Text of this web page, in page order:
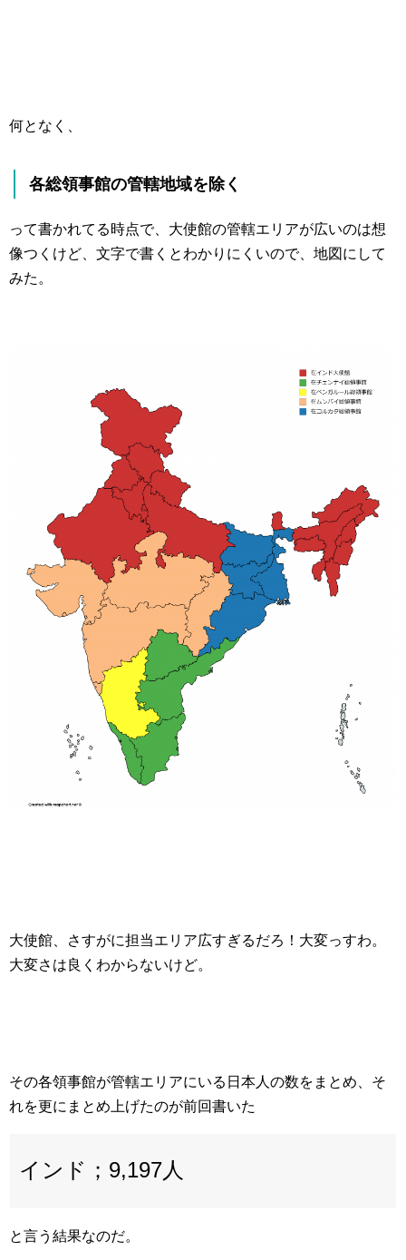
何となく、
各総領事館の管轄地域を除く
って書かれてる時点で、大使館の管轄エリアが広いのは想
像つくけど、文字で書くとわかりにくいので、地図にして
みた。
大使館、さすがに担当エリア広すぎるだろ！大変っすわ。
大変さは良くわからないけど。
その各領事館が管轄エリアにいる日本人の数をまとめ、そ
れを更にまとめ上げたのが前回書いた
インド；9,197人
と言う結果なのだ。